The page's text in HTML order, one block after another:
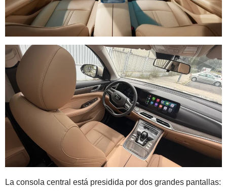
La consola central está presidida por dos grandes pantallas: